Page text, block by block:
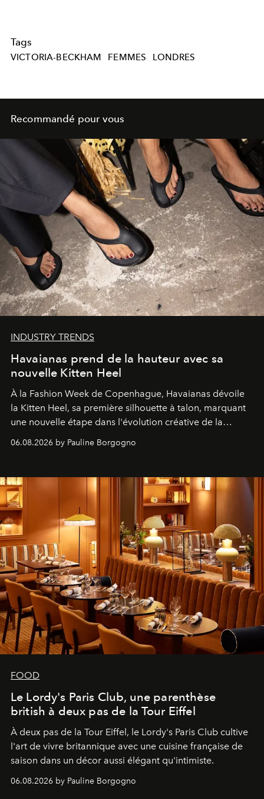
Tags
VICTORIA-BECKHAM FEMMES LONDRES
Recommandé pour vous
INDUSTRY TRENDS
Havaianas prend de la hauteur avec sa
nouvelle Kitten Heel
À la Fashion Week de Copenhague, Havaianas dévoile
la Kitten Heel, sa première silhouette à talon, marquant
une nouvelle étape dans l'évolution créative de la
06.08.2026 by Pauline Borgogno
FOOD
Le Lordy's Paris Club, une parenthèse
british à deux pas de la Tour Eiffel
À deux pas de la Tour Eiffel, le Lordy's Paris Club cultive
l'art de vivre britannique avec une cuisine française de
saison dans un décor aussi élégant qu'intimiste.
06.08.2026 by Pauline Borgogno